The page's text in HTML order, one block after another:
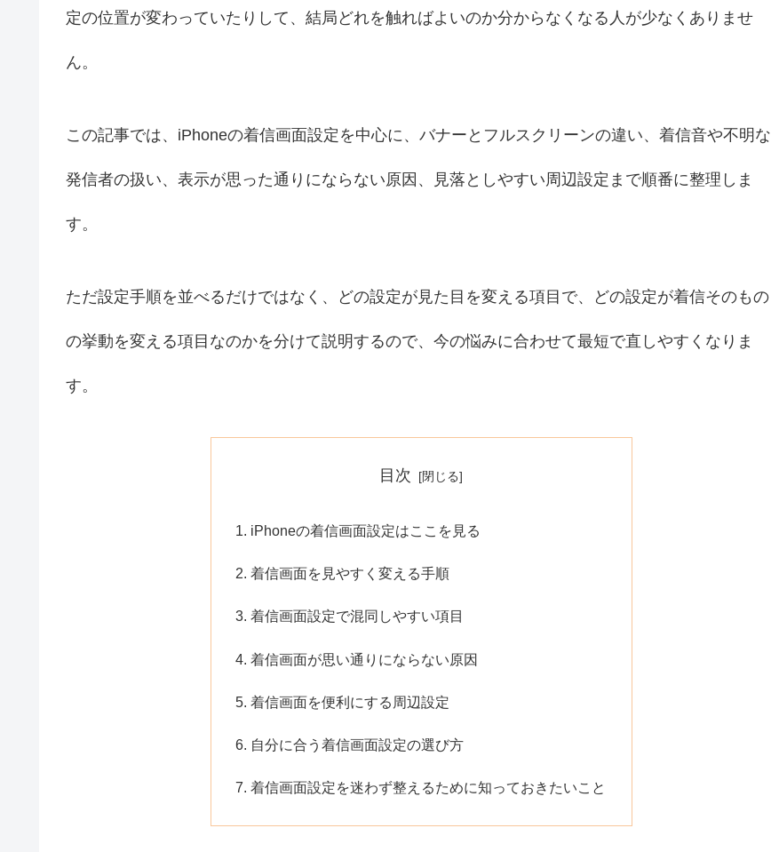
定の位置が変わっていたりして、結局どれを触ればよいのか分からなくなる人が少なくありませ
ん。
この記事では、iPhoneの着信画面設定を中心に、バナーとフルスクリーンの違い、着信音や不明な
発信者の扱い、表示が思った通りにならない原因、見落としやすい周辺設定まで順番に整理しま
す。
ただ設定手順を並べるだけではなく、どの設定が見た目を変える項目で、どの設定が着信そのもの
の挙動を変える項目なのかを分けて説明するので、今の悩みに合わせて最短で直しやすくなりま
す。
目次
iPhoneの着信画面設定はここを見る
着信画面を見やすく変える手順
着信画面設定で混同しやすい項目
着信画面が思い通りにならない原因
着信画面を便利にする周辺設定
自分に合う着信画面設定の選び方
着信画面設定を迷わず整えるために知っておきたいこと